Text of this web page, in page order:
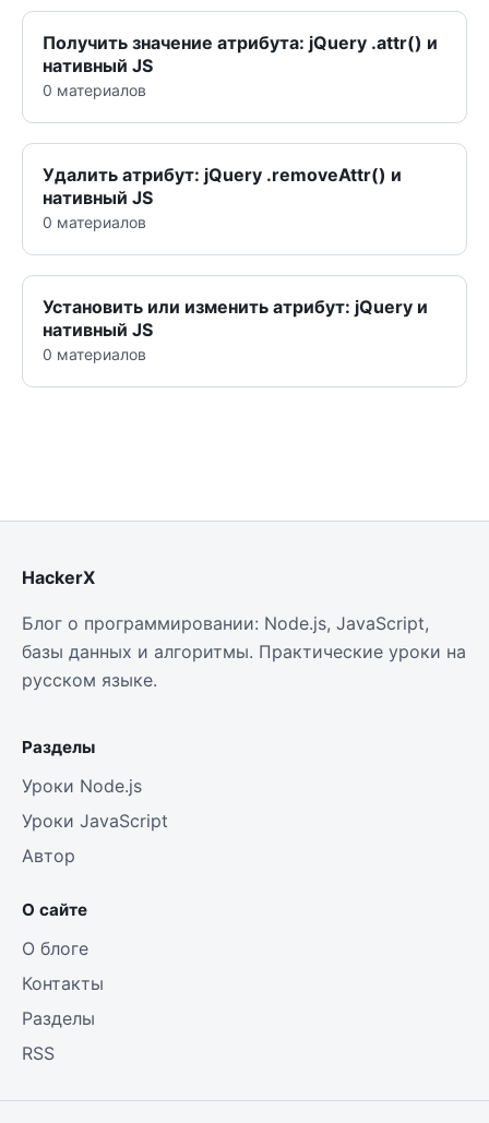
Получить значение атрибута: jQuery .attr() и
нативный JS
0 материалов
Удалить атрибут: jQuery .removeAttr() и
нативный JS
0 материалов
Установить или изменить атрибут: jQuery и
нативный JS
0 материалов
HackerX
Блог о программировании: Node.js, JavaScript,
базы данных и алгоритмы. Практические уроки на
русском языке.
Разделы
Уроки Node.js
Уроки JavaScript
Автор
О сайте
О блоге
Контакты
Разделы
RSS